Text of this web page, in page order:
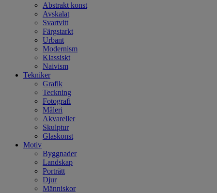
Abstrakt konst
Avskalat
Svartvitt
Färgstarkt
Urbant
Modernism
Klassiskt
Naivism
Tekniker
Grafik
Teckning
Fotografi
Måleri
Akvareller
Skulptur
Glaskonst
Motiv
Byggnader
Landskap
Porträtt
Djur
Människor